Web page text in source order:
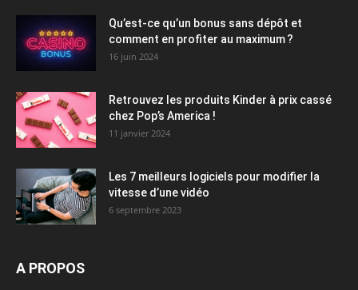
Qu’est-ce qu’un bonus sans dépôt et
comment en profiter au maximum ?
16 juin 2024
Retrouvez les produits Kinder à prix cassé
chez Pop’s America !
11 janvier 2024
Les 7 meilleurs logiciels pour modifier la
vitesse d’une vidéo
6 septembre 2023
A PROPOS